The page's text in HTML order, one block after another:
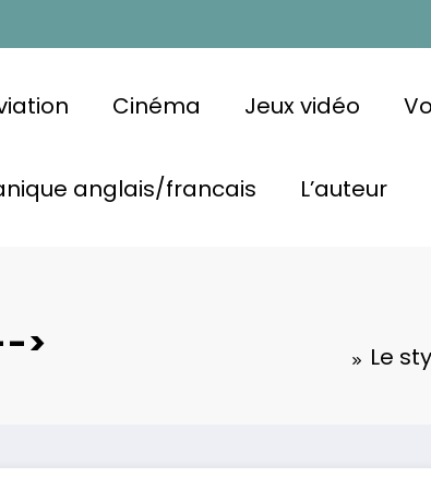
Cinéma Jeux vidéo
anglais/francais L’auteur
>
Le